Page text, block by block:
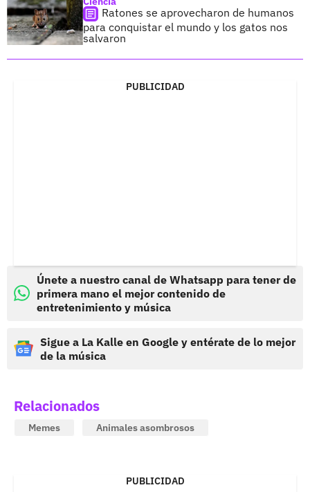
Ratones se aprovecharon de humanos
para conquistar el mundo y los gatos nos
salvaron
PUBLICIDAD
Únete a nuestro canal de Whatsapp para tener de
primera mano el mejor contenido de
entretenimiento y música
Sigue a La Kalle en Google y entérate de lo mejor
de la música
Relacionados
Memes Animales asombrosos
PUBLICIDAD